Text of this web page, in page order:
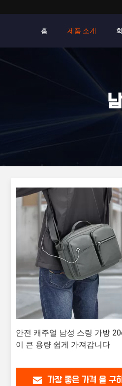
홈 제품 소개
안전 캐주얼 남성 스링 가방
이 큰 용량 쉽게 가져갑니다
가장 좋은 가격 을 구